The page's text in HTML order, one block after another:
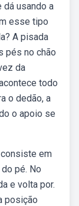
dá usando a
esse tipo
A pisada
pés no chão
da
todo
o dedão, a
o apoio se
em
pé. No
e volta por.
posição